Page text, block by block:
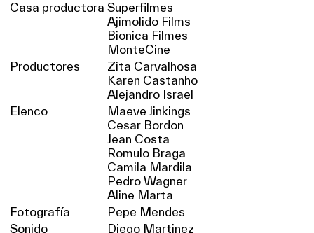
Casa productora Superfilmes
Ajimolido Films
Bionica Filmes
MonteCine
Productores
Zita Carvalhosa
Karen Castanho
Alejandro Israel
Elenco
Maeve Jinkings
Cesar Bordon
Jean Costa
Romulo Braga
Camila Mardila
Pedro Wagner
Aline Marta
Fotografía
Pepe Mendes
Sonido
Diego Martinez